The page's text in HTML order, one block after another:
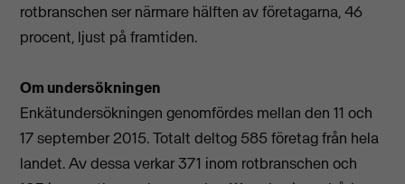
rotbranschen ser närmare hälften av företagarna, 46
procent, ljust på framtiden.
Om undersökningen
Enkätundersökningen genomfördes mellan den 11 och
17 september 2015. Totalt deltog 585 företag från hela
landet. Av dessa verkar 371 inom rotbranschen och